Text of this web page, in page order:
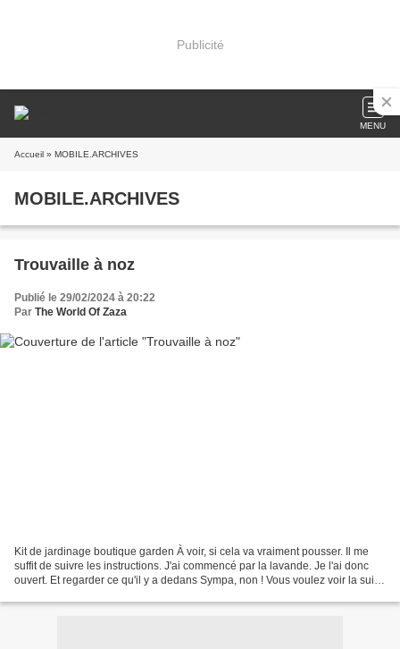
Publicité
MENU
Accueil » MOBILE.ARCHIVES
MOBILE.ARCHIVES
Trouvaille à noz
Publié le 29/02/2024 à 20:22
Par The World Of Zaza
Kit de jardinage boutique garden À voir, si cela va vraiment pousser. Il me
suffit de suivre les instructions. J'ai commencé par la lavande. Je l'ai donc
ouvert. Et regarder ce qu'il y a dedans Sympa, non ! Vous voulez voir la suite